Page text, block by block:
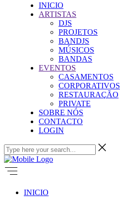
INICIO
ARTISTAS
DJS
PROJETOS
BANDJS
MÚSICOS
BANDAS
EVENTOS
CASAMENTOS
CORPORATIVOS
RESTAURAÇÃO
PRIVATE
SOBRE NÓS
CONTACTO
LOGIN
INICIO